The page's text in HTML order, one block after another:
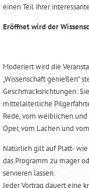
einen Teil ihrer
Eröffnet wird der
Moderiert wird die
„Wissenschaft genießen“
Geschmacksrichtungen:
mittelalterliche
Rede, vom weiblichen
Oper, vom Lachen und
Natürlich gilt auf Platt- wie
das Programm zu mager
servieren lassen.
Jeder Vortrag dauert eine